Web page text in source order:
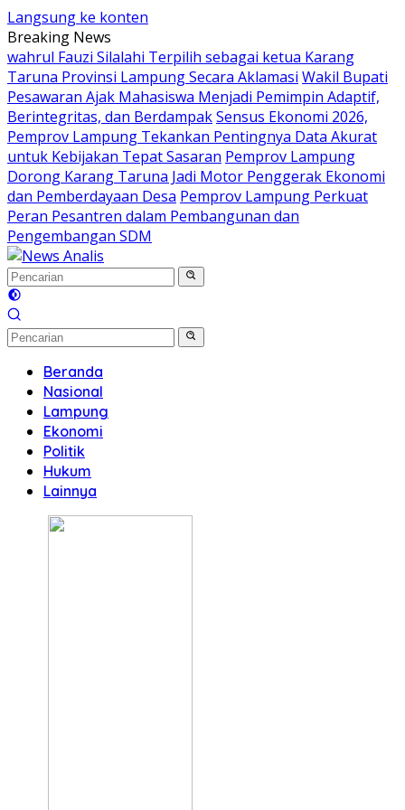
Langsung ke konten
Breaking News
wahrul Fauzi Silalahi Terpilih sebagai ketua Karang
Taruna Provinsi Lampung Secara Aklamasi Wakil Bupati
Pesawaran Ajak Mahasiswa Menjadi Pemimpin Adaptif,
Berintegritas, dan BerdampakSensus Ekonomi 2026,
Pemprov Lampung Tekankan Pentingnya Data Akurat
untuk Kebijakan Tepat Sasaran Pemprov Lampung
Dorong Karang Taruna Jadi Motor Penggerak Ekonomi
dan Pemberdayaan Desa Pemprov Lampung Perkuat
Peran Pesantren dalam Pembangunan dan
Pengembangan SDM
Beranda
Nasional
Lampung
Ekonomi
Politik
Hukum
Lainnya